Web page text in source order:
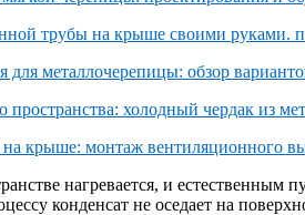
нагревается, и естественным
конденсат не оседает на